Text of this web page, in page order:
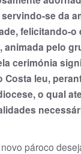
se da
felicitando-
animada pelo
cerimónia
Costa leu,
o qual
pároco